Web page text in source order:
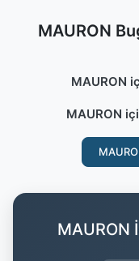
MAURON
MAURON
MAURON
MAURON